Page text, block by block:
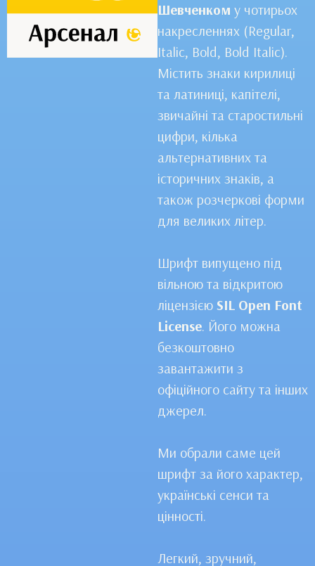
Шевченком у чотирьох
накресленнях (Regular,
Italic, Bold, Bold Italic).
Містить знаки кирилиці
та латиниці, капітелі,
звичайні та старостильні
цифри, кілька
альтернативних та
історичних знаків, а
також розчеркові форми
для великих літер.
Шрифт випущено під
вільною та відкритою
ліцензією SIL Open Font
License. Його можна
безкоштовно
завантажити з
офіційного сайту та інших
джерел.
Ми обрали саме цей
шрифт за його характер,
українські сенси та
цінності.
Легкий, зручний,